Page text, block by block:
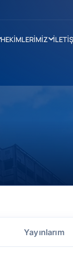
HEKİMLERİMİZ
Yayınlarım